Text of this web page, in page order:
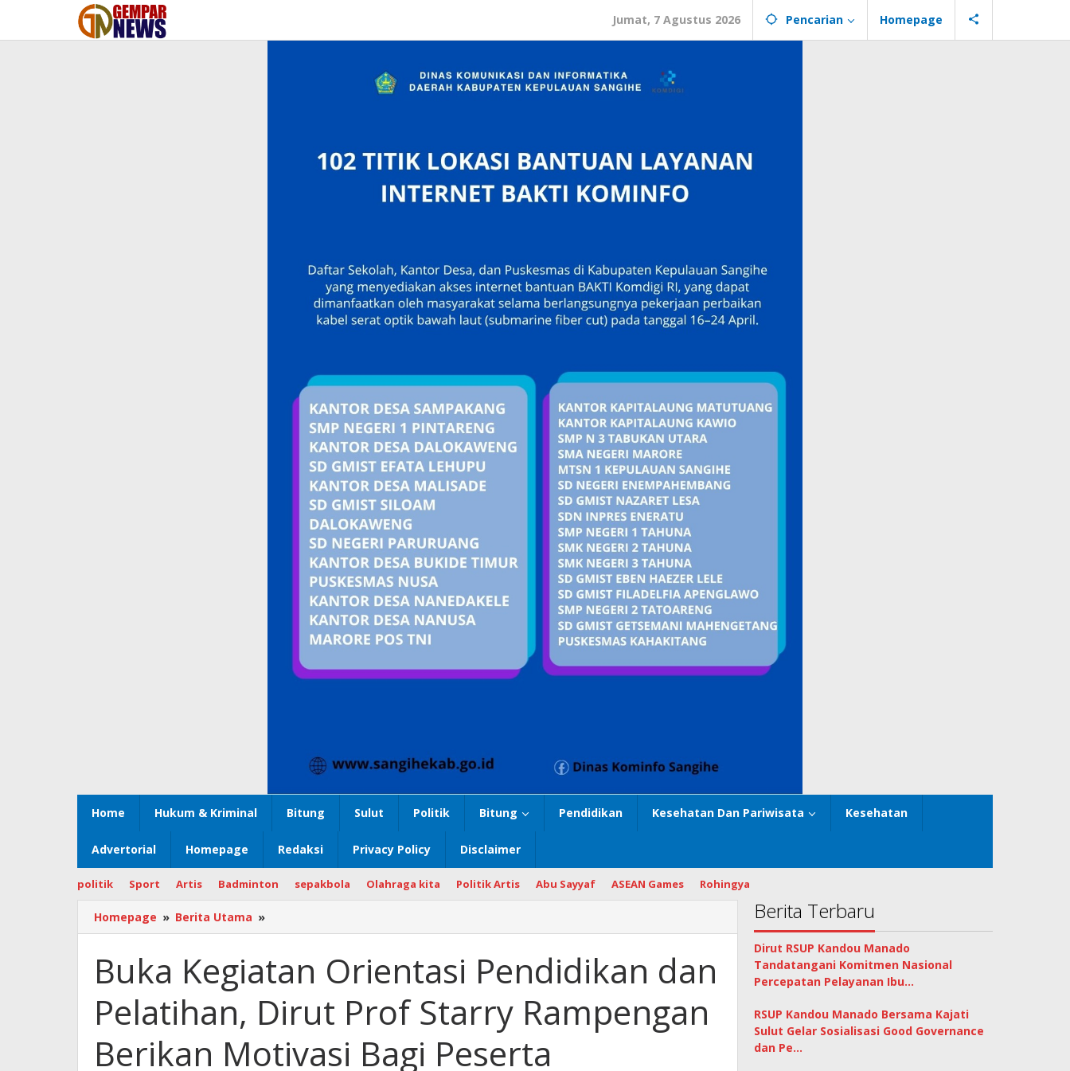
konten
Jumat, 7 Agustus 2026 Pencarian Homepage
Home Hukum & Kriminal Bitung Sulut Politik Bitung Pendidikan Kesehatan Dan Pariwisata Kesehatan
Advertorial Homepage Redaksi Privacy Policy Disclaimer
politik Sport Artis Badminton sepakbola Olahraga kita Politik Artis Abu Sayyaf ASEAN Games Rohingya
Homepage » Berita Utama »
Kegiatan
Pendidikan
dan
Pelatihan,
Dirut
Starry
Rampengan
Buka Kegiatan Orientasi Pendidikan dan
Pelatihan, Dirut Prof Starry Rampengan
Berikan Motivasi Bagi Peserta
Berita Terbaru
Dirut RSUP Kandou Manado
Tandatangani Komitmen Nasional
Percepatan Pelayanan Ibu…
RSUP Kandou Manado Bersama Kajati
Sulut Gelar Sosialisasi Good Governance
dan Pe…